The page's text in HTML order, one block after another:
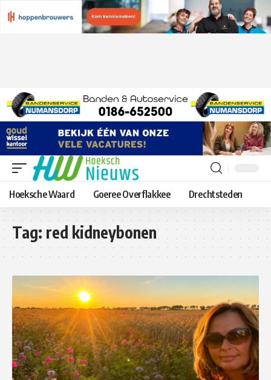
Hoeksche Waard Goeree Overflakkee Drechtsteden
Tag: red kidneybonen